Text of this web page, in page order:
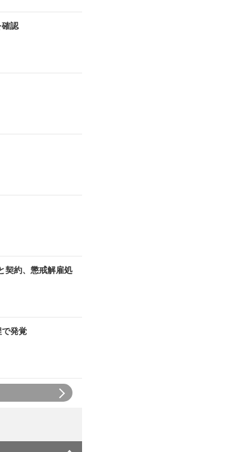
認
契約、懲戒解雇処
発覚